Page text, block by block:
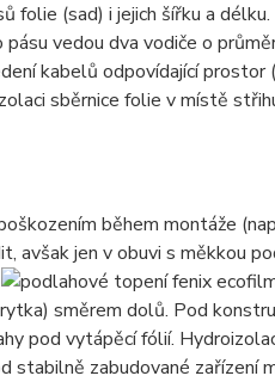
(sad) i jejich šířku a délku.
vedou dva vodiče o
kabelů odpovídající prostor
sběrnice folie v místě
během montáže
avšak jen v obuvi s měkkou
směrem dolů. Pod
pod vytápěcí fólií.
stabilně zabudované zařízení